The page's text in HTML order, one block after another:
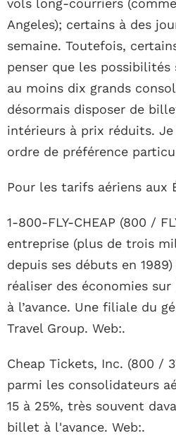
vols long-courriers
Angeles); certains à des
semaine. Toutefois,
penser que les
au moins dix grands
désormais disposer de
intérieurs à prix réduits. Je
ordre de préférence
Pour les tarifs aériens aux
1-800-FLY-CHEAP (800 /
entreprise (plus de trois
depuis ses débuts en
réaliser des économies
à l’avance. Une filiale du
Travel Group. Web:.
Cheap Tickets, Inc. (800 /
parmi les consolidateurs
15 à 25%, très souvent
billet à l'avance. Web:.